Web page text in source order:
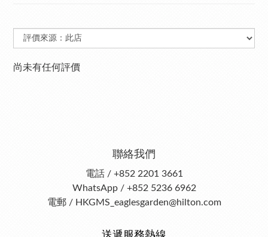
尚未有任何評價
聯絡我們
電話 / +852 2201 3661
WhatsApp / +852 5236 6962
電郵 / HKGMS_eaglesgarden@hilton.com